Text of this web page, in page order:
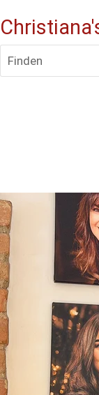
Finden